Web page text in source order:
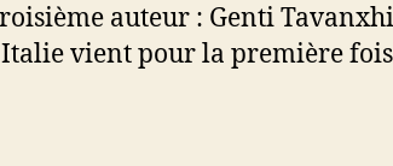
auteur : Genti
vient pour la première